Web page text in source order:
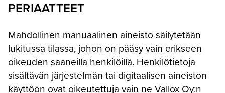
PERIAATTEET
Mahdollinen manuaalinen aineisto säilytetään
lukitussa tilassa, johon on pääsy vain erikseen
oikeuden saaneilla henkilöillä. Henkilötietoja
sisältävän järjestelmän tai digitaalisen aineiston
käyttöön ovat oikeutettuja vain ne Vallox Oy:n